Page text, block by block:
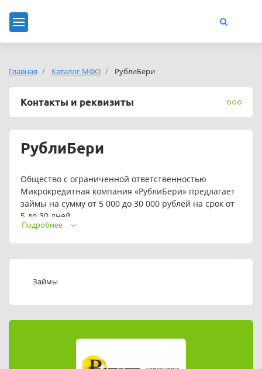
Главная Каталог МФО РублиБери
Контакты и реквизиты
РублиБери
Общество с ограниченной ответственностью
Микрокредитная компания «РублиБери» предлагает
займы на сумму от 5 000 до 30 000 рублей на срок от
5 до 30 дней.
индивидуальные условия кредитования.
84232752288, 89502938758
rubliberi@gmail.com.
Подробнее
Займы